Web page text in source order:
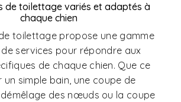
de toilettage variés et adaptés à
chaque chien
toilettage propose une gamme
services pour répondre aux
de chaque chien. Que ce
un simple bain, une coupe de
des nœuds ou la coupe